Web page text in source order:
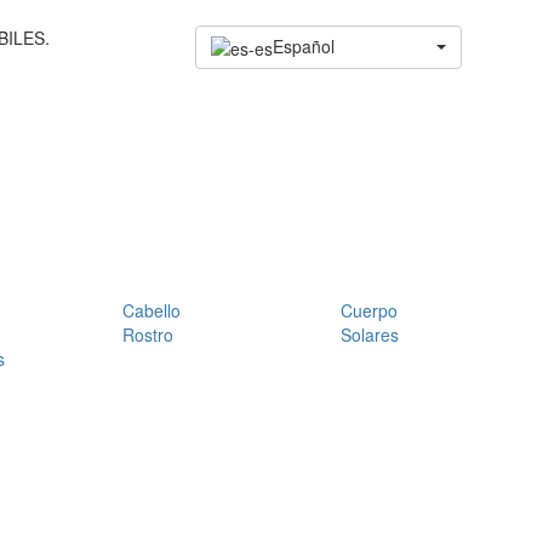
Español
Cabello
Cuerpo
Rostro
Solares